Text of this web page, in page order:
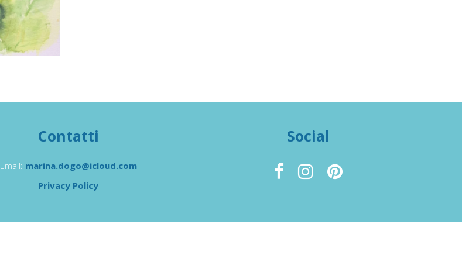
Contatti
Email: marina.dogo@icloud.com
Privacy Policy
Social